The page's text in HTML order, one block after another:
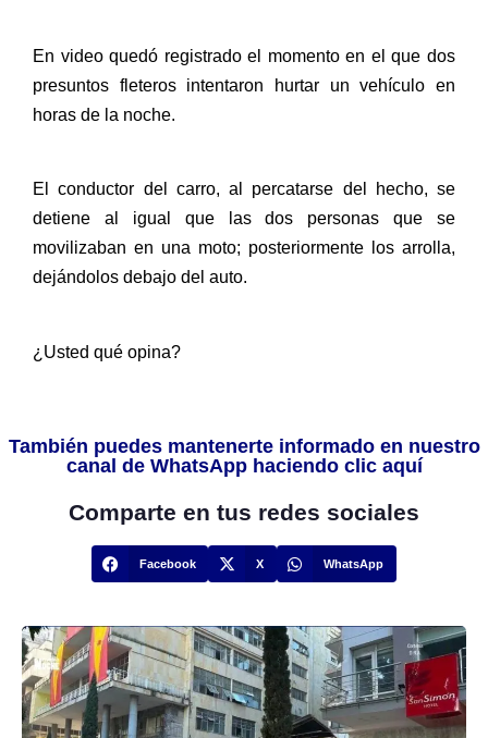
En video quedó registrado el momento en el que dos
presuntos fleteros intentaron hurtar un vehículo en
horas de la noche.
El conductor del carro, al percatarse del hecho, se
detiene al igual que las dos personas que se
movilizaban en una moto; posteriormente los arrolla,
dejándolos debajo del auto.
¿Usted qué opina?
También puedes mantenerte informado en nuestro
canal de WhatsApp haciendo clic aquí
Comparte en tus redes sociales
Facebook X WhatsApp